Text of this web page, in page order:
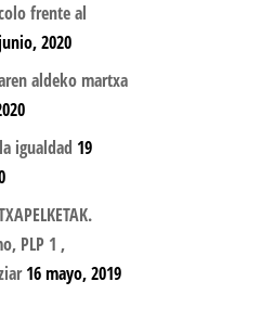
frente al
2020
aldeko martxa
igualdad 19
PLP 1 ,
16 mayo, 2019